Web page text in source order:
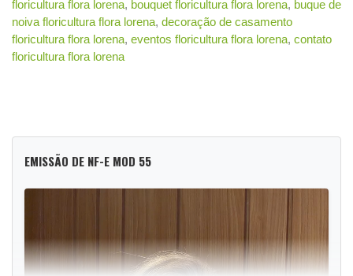
floricultura flora lorena, bouquet floricultura flora lorena, buque de
noiva floricultura flora lorena, decoração de casamento
floricultura flora lorena, eventos floricultura flora lorena, contato
floricultura flora lorena
EMISSÃO DE NF-E MOD 55